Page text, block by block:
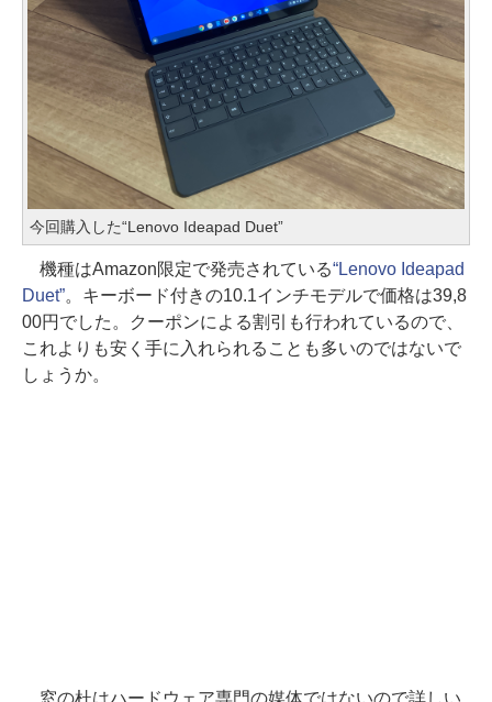
今回購入した“Lenovo Ideapad Duet”
機種はAmazon限定で発売されている“Lenovo Ideapad
Duet”。キーボード付きの10.1インチモデルで価格は39,8
00円でした。クーポンによる割引も行われているので、
これよりも安く手に入れられることも多いのではないで
しょうか。
窓の杜はハードウェア専門の媒体ではないので詳しい